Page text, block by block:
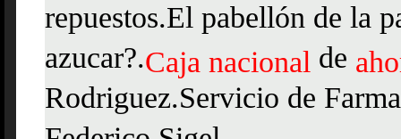
repuestos.El pabellón de la
azucar?.Caja nacional de
Rodriguez.Servicio de